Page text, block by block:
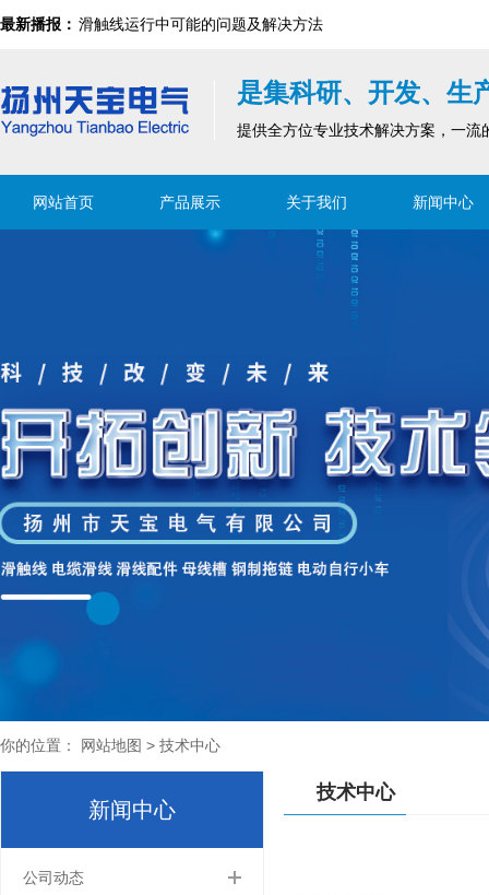
最新播报： 滑触线集电器及刷块构成
安全滑触线检修装置（检修段)
滑触线指示灯的安装注意事项
滑触线是移动设备中不可或缺的设施
滑触线运行中可能的问题及解决方法
是集科研、开发、生
提供全方位专业技术解决方案，一
网站首页 产品展示 关于我们 新闻中心
你的位置： 网站地图 > 技术中心
新闻中心
公司动态
技术中心